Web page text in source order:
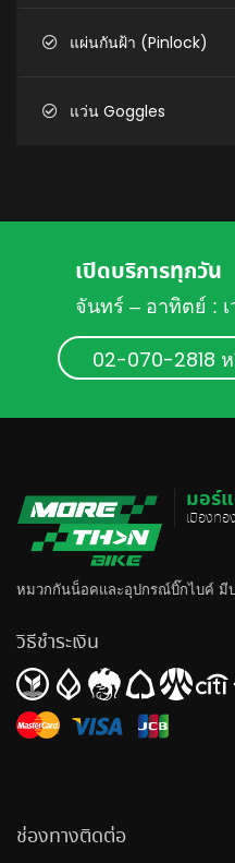
แผ่นกันฝ้า (Pinlock)
แว่น Goggles
เปิดบริการทุกวัน
จันทร์ – อาทิตย์ : เ
02-070-2818
มอร์
เมืองทอ
หมวกกันน็อคและอุปกรณ์บิ๊กไบค์ มี
วิธีชำระเงิน
ช่องทางติดต่อ